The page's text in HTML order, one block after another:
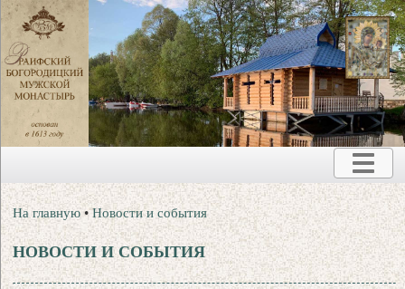
На главную •Новости и события
НОВОСТИ И СОБЫТИЯ